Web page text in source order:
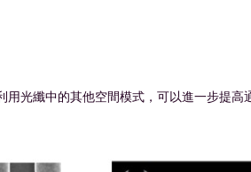
光纖中的其他空間模式，可以進一步提